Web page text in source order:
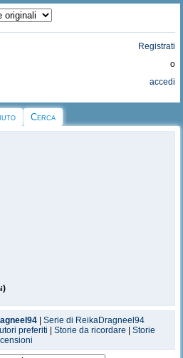
Registrati
o
accedi
Cerca
)
Serie di ReikaDragneel94
preferiti Storie da ricordare
Storie